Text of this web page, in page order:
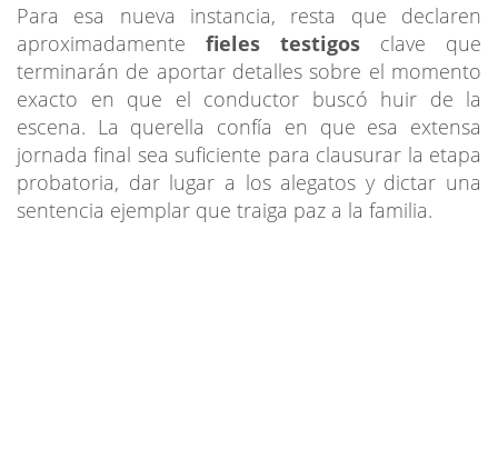
Para esa nueva instancia, resta que declaren
aproximadamente fieles testigos clave que
terminarán de aportar detalles sobre el momento
exacto en que el conductor buscó huir de la
escena. La querella confía en que esa extensa
jornada final sea suficiente para clausurar la etapa
probatoria, dar lugar a los alegatos y dictar una
sentencia ejemplar que traiga paz a la familia.